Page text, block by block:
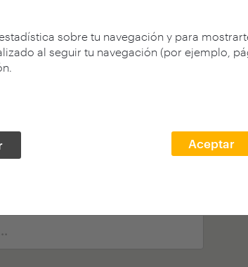
sobre tu navegación y para
al seguir tu navegación (por ejemplo,
Aceptar